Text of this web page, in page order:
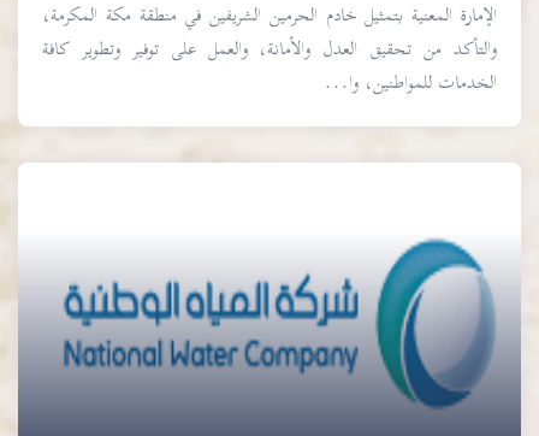
الإمارة المعنية بتمثيل خادم الحرمين الشريفين في منطقة مكة المكرمة،
والتأكد من تحقيق العدل والأمانة، والعمل على توفير وتطوير كافة
الخدمات للمواطنين، وا...